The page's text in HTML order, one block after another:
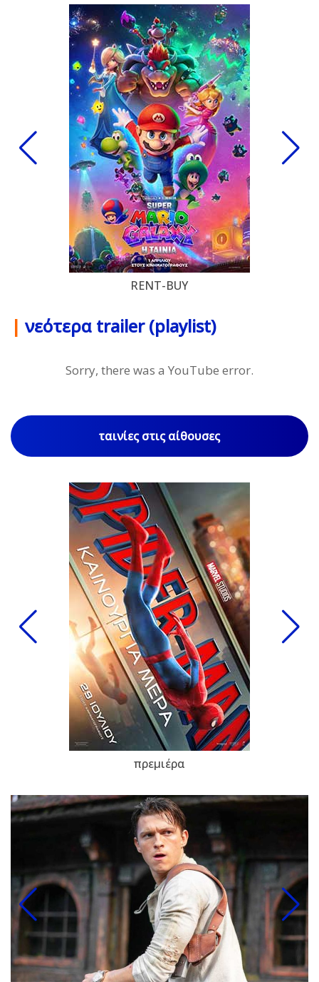
RENT-BUY
| νεότερα trailer (playlist)
Sorry, there was a YouTube error.
ταινίες στις αίθουσες
πρεμιέρα